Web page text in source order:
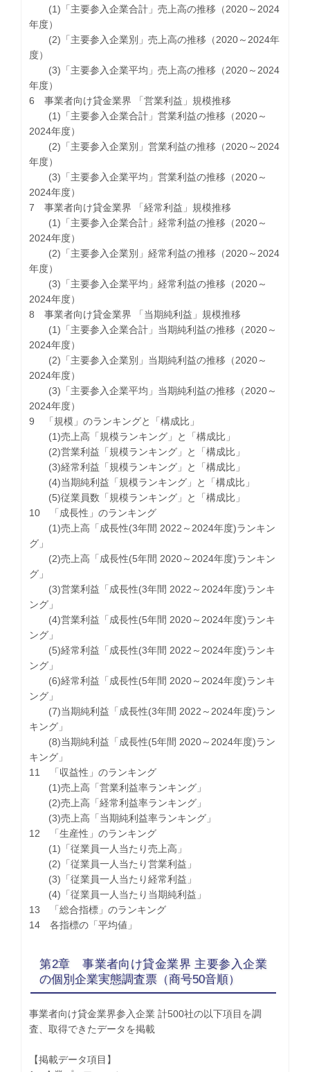
(1)「主要参入企業合計」売上高の推移（2020～2024
年度）
(2)「主要参入企業別」売上高の推移（2020～2024年
度）
(3)「主要参入企業平均」売上高の推移（2020～2024
年度）
6 事業者向け貸金業界 「営業利益」規模推移
(1)「主要参入企業合計」営業利益の推移（2020～
2024年度）
(2)「主要参入企業別」営業利益の推移（2020～2024
年度）
(3)「主要参入企業平均」営業利益の推移（2020～
2024年度）
7 事業者向け貸金業界 「経常利益」規模推移
(1)「主要参入企業合計」経常利益の推移（2020～
2024年度）
(2)「主要参入企業別」経常利益の推移（2020～2024
年度）
(3)「主要参入企業平均」経常利益の推移（2020～
2024年度）
8 事業者向け貸金業界 「当期純利益」規模推移
(1)「主要参入企業合計」当期純利益の推移（2020～
2024年度）
(2)「主要参入企業別」当期純利益の推移（2020～
2024年度）
(3)「主要参入企業平均」当期純利益の推移（2020～
2024年度）
9 「規模」のランキングと「構成比」
(1)売上高「規模ランキング」と「構成比」
(2)営業利益「規模ランキング」と「構成比」
(3)経常利益「規模ランキング」と「構成比」
(4)当期純利益「規模ランキング」と「構成比」
(5)従業員数「規模ランキング」と「構成比」
10 「成長性」のランキング
(1)売上高「成長性(3年間 2022～2024年度)ランキン
グ」
(2)売上高「成長性(5年間 2020～2024年度)ランキン
グ」
(3)営業利益「成長性(3年間 2022～2024年度)ランキ
ング」
(4)営業利益「成長性(5年間 2020～2024年度)ランキ
ング」
(5)経常利益「成長性(3年間 2022～2024年度)ランキ
ング」
(6)経常利益「成長性(5年間 2020～2024年度)ランキ
ング」
(7)当期純利益「成長性(3年間 2022～2024年度)ラン
キング」
(8)当期純利益「成長性(5年間 2020～2024年度)ラン
キング」
11 「収益性」のランキング
(1)売上高「営業利益率ランキング」
(2)売上高「経常利益率ランキング」
(3)売上高「当期純利益率ランキング」
12 「生産性」のランキング
(1)「従業員一人当たり売上高」
(2)「従業員一人当たり営業利益」
(3)「従業員一人当たり経常利益」
(4)「従業員一人当たり当期純利益」
13 「総合指標」のランキング
14 各指標の「平均値」
第2章 事業者向け貸金業界 主要参入企業
の個別企業実態調査票（商号50音順）
事業者向け貸金業界参入企業 計500社の以下項目を調
査、取得できたデータを掲載
【掲載データ項目】